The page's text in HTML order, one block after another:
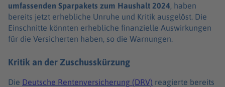
umfassenden Sparpakets zum Haushalt 2024, haben
bereits jetzt erhebliche Unruhe und Kritik ausgelöst. Die
Einschnitte könnten erhebliche finanzielle Auswirkungen
für die Versicherten haben, so die Warnungen.
Kritik an der Zuschusskürzung
Die Deutsche Rentenversicherung (DRV) reagierte bereits